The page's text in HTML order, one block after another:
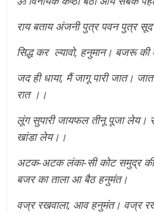
राय बताय अंजनी पुत्र पवन पुत्र
सिद्ध कर ल्यावो, हनुमान। बजरू
जद ही धाया, मैं जागू पारी जात।
रात ।।
लूंग सुपारी जायफल तीनू पूजा लेय।
खांडा लेय।।
अटक-अटक लंका-सी कोट समुद्र
बजर का ताला आ बैठ हनुमंत।
वज्र रखवाला, आव हनुमंत। वज्र